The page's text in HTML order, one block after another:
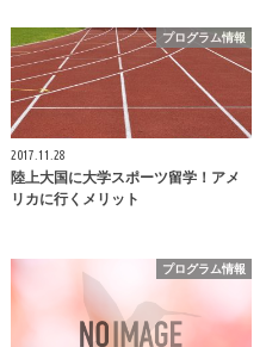
プログラム情報
2017.11.28
陸上大国に大学スポーツ留学！アメ
リカに行くメリット
プログラム情報